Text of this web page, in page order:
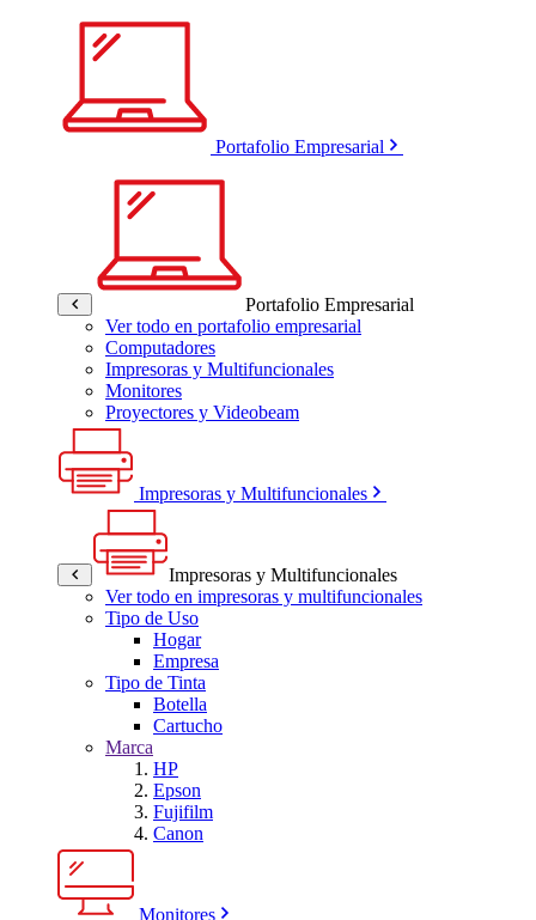
Portafolio Empresarial
Portafolio Empresarial
Ver todo en portafolio empresarial
Computadores
Impresoras y Multifuncionales
Monitores
Proyectores y Videobeam
Impresoras y Multifuncionales
Impresoras y Multifuncionales
Ver todo en impresoras y multifuncionales
Tipo de Uso
Hogar
Empresa
Tipo de Tinta
Botella
Cartucho
Marca
HP
Epson
Fujifilm
Canon
Monitores